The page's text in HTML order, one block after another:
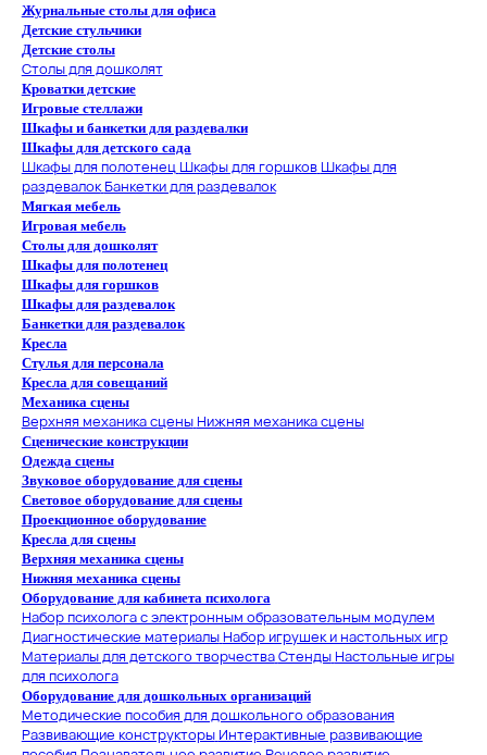
Журнальные столы для офиса
Детские стульчики
Детские столы
Столы для дошколят
Кроватки детские
Игровые стеллажи
Шкафы и банкетки для раздевалки
Шкафы для детского сада
Шкафы для полотенецШкафы для горшковШкафы для
раздевалокБанкетки для раздевалок
Мягкая мебель
Игровая мебель
Столы для дошколят
Шкафы для полотенец
Шкафы для горшков
Шкафы для раздевалок
Банкетки для раздевалок
Кресла
Стулья для персонала
Кресла для совещаний
Механика сцены
Верхняя механика сценыНижняя механика сцены
Сценические конструкции
Одежда сцены
Звуковое оборудование для сцены
Световое оборудование для сцены
Проекционное оборудование
Кресла для сцены
Верхняя механика сцены
Нижняя механика сцены
Оборудование для кабинета психолога
Набор психолога с электронным образовательным модулем
Диагностические материалыНабор игрушек и настольных игр
Материалы для детского творчестваСтендыНастольные игры
для психолога
Оборудование для дошкольных организаций
Методические пособия для дошкольного образования
Развивающие конструкторы Интерактивные развивающие